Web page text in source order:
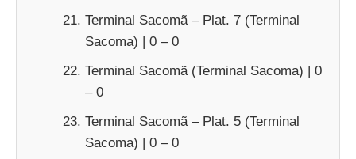
Terminal Sacomã – Plat. 7 (Terminal
Sacoma) | 0 – 0
Terminal Sacomã (Terminal Sacoma) | 0
– 0
Terminal Sacomã – Plat. 5 (Terminal
Sacoma) | 0 – 0